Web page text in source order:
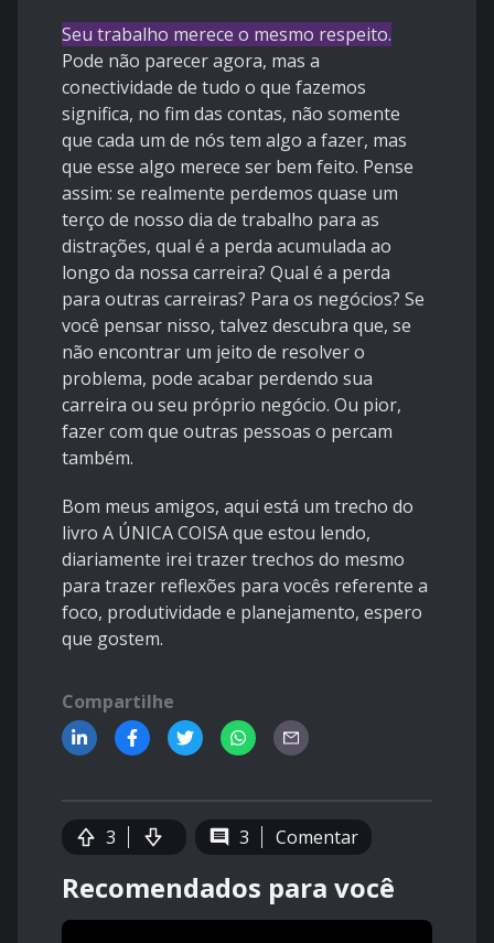
Seu trabalho merece o mesmo respeito.
Pode não parecer agora, mas a
conectividade de tudo o que fazemos
significa, no fim das contas, não somente
que cada um de nós tem algo a fazer, mas
que esse algo merece ser bem feito. Pense
assim: se realmente perdemos quase um
terço de nosso dia de trabalho para as
distrações, qual é a perda acumulada ao
longo da nossa carreira? Qual é a perda
para outras carreiras? Para os negócios? Se
você pensar nisso, talvez descubra que, se
não encontrar um jeito de resolver o
problema, pode acabar perdendo sua
carreira ou seu próprio negócio. Ou pior,
fazer com que outras pessoas o percam
também.
Bom meus amigos, aqui está um trecho do
livro A ÚNICA COISA que estou lendo,
diariamente irei trazer trechos do mesmo
para trazer reflexões para vocês referente a
foco, produtividade e planejamento, espero
que gostem.
Compartilhe
3 3 Comentar
Recomendados para você